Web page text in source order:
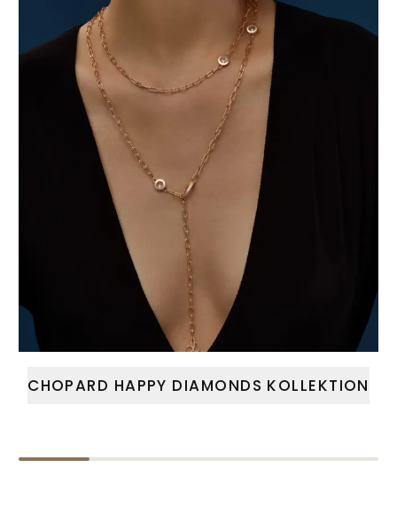
CHOPARD HAPPY DIAMONDS KOLLEKTION